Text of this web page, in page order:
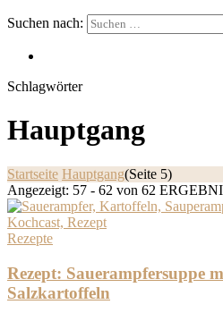
Suchen nach:
Schlagwörter
Hauptgang
Startseite Hauptgang(Seite 5)
Angezeigt: 57 - 62 von 62
Rezepte
Rezept: Sauerampfersuppe
Salzkartoffeln